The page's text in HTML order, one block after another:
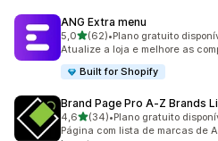
ANG Extra menu
5,0de 5 estrelas
(62)
62 avaliações ao todo
•Plano gratuito
Atualize a loja e melhore as
Built for Shopify
Brand Page Pro A‑Z Brands
4,6de 5 estrelas
(34)
34 avaliações ao todo
•Plano gratuito
Página com lista de marcas de